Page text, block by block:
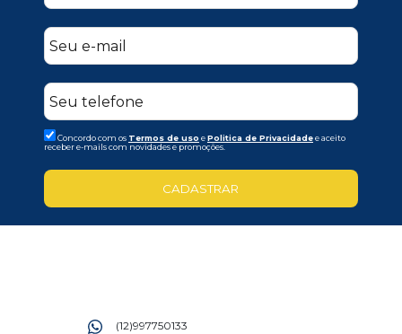
Concordo com os Termos de uso ePolitica de Privacidadee aceito
receber e-mails com novidades e promoções.
CADASTRAR
(12)997750133